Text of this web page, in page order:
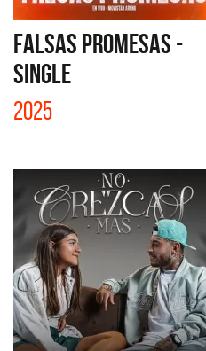
FALSAS PROMESAS -
SINGLE
2025